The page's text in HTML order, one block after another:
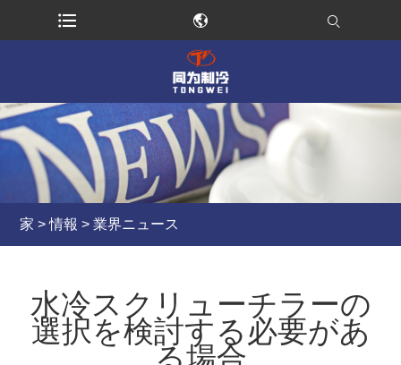
家 > 情報 >業界ニュース
水冷スクリューチラーの
選択を検討する必要があ